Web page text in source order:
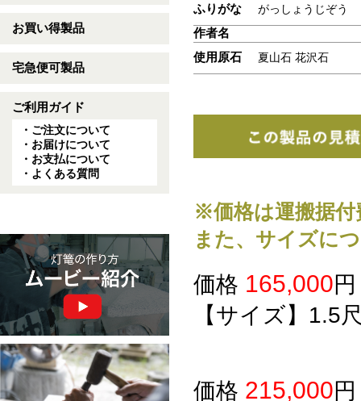
お買い得製品
宅急便可製品
ご利用ガイド
・ご注文について
・お届けについて
・お支払について
・よくある質問
ふりがな がっしょうじぞう
作者名
使用原石
夏山石 花沢石
※価格は運搬据付
また、サイズに
価格 165,000
【サイズ】1.5
価格 215,000